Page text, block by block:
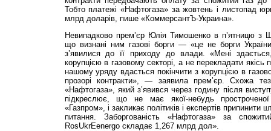
Тобто платежі «Нафтогаза» за жовтень і листопад
млрд доларів, пише «КоммерсантЪ-Украина».
Невипадково прем’єр Юлія Тимошенко в п’ятницю з
що визнані ним газові борги — «це не борги
з’явилися до її приходу до влади. «Мені
корупцією в газовому секторі, а не перекладати
нашому уряду вдасться покінчити з корупцією в
прозорі контракти», — заявила прем’єр. Схожа
«Нафтогаза», який з’явився через годину після
підкреслює, що не має якої-небудь
«Газпром», і закликає політиків і експертів припинити
питання. Заборгованість «Нафтогаза» за
RosUkrEenergo складає 1,267 млрд дол».